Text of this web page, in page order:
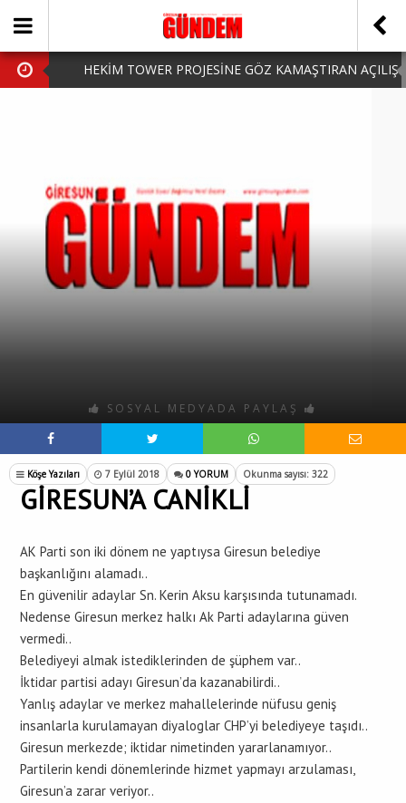
HEKİM TOWER PROJESİNE GÖZ KAMAŞTIRAN AÇILIŞ
HARUN CİCİ: VİDEOYU GÖRÜNCE GÖZLERİM DOLDU
SOSYAL MEDYADA PAYLAŞ
Köşe Yazıları 7 Eylül 2018 0 YORUM Okunma sayısı: 322
GİRESUN’A CANİKLİ
AK Parti son iki dönem ne yaptıysa Giresun belediye
başkanlığını alamadı..
En güvenilir adaylar Sn. Kerin Aksu karşısında tutunamadı.
Nedense Giresun merkez halkı Ak Parti adaylarına güven
vermedi..
Belediyeyi almak istediklerinden de şüphem var..
İktidar partisi adayı Giresun’da kazanabilirdi..
Yanlış adaylar ve merkez mahallelerinde nüfusu geniş
insanlarla kurulamayan diyaloglar CHP’yi belediyeye taşıdı..
Giresun merkezde; iktidar nimetinden yararlanamıyor..
Partilerin kendi dönemlerinde hizmet yapmayı arzulaması,
Giresun’a zarar veriyor..